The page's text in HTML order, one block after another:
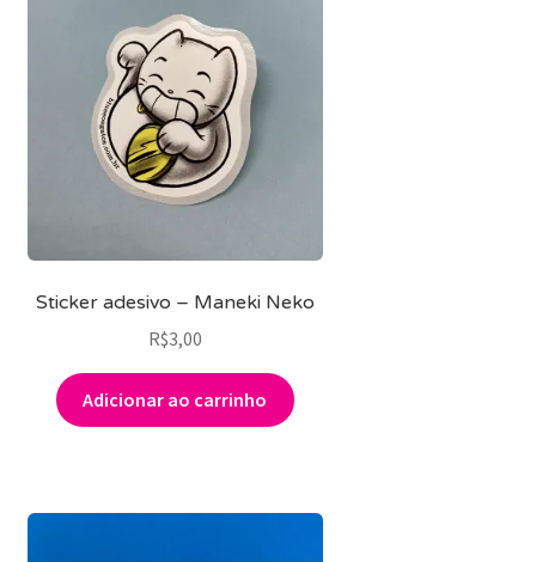
Sticker adesivo – Maneki Neko
R$3,00
Adicionar ao carrinho